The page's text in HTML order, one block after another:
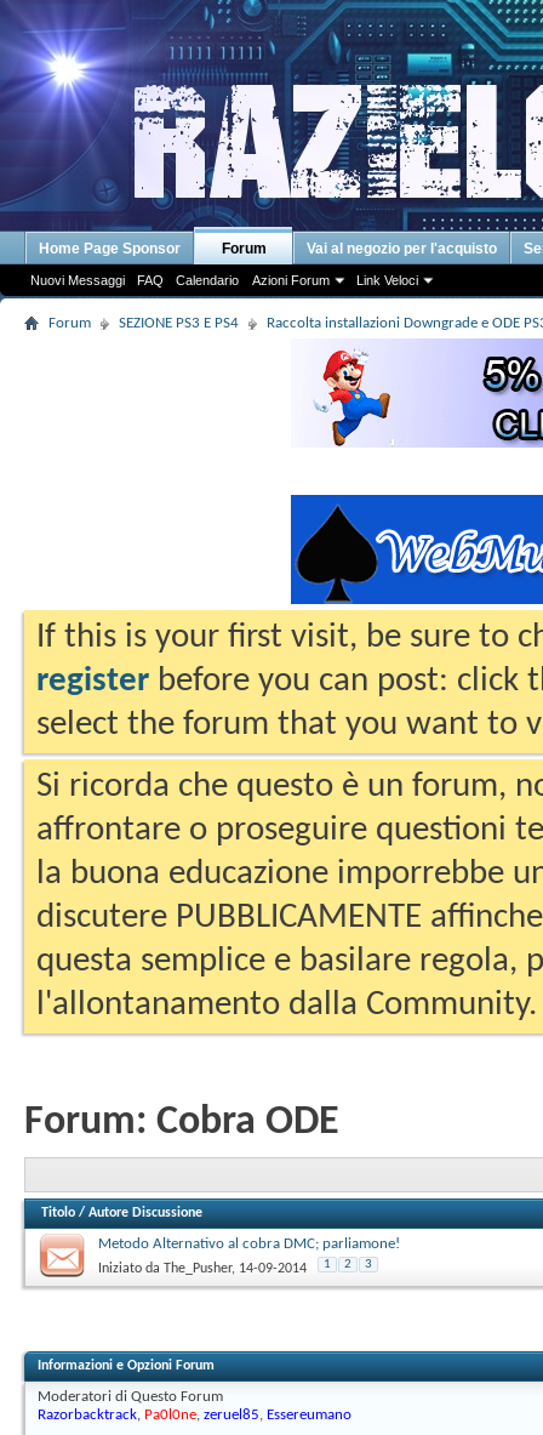
Home Page Sponsor Forum
Nuovi Messaggi FAQ Calendario Azioni Forum Link Veloci
Vai al negozio per l'acquisto
Forum SEZIONE PS3 E PS4 Raccolta installazioni Downgrade e ODE
If this is your first visit, be sure to
register before you can post: click
select the forum that you want to
Si ricorda che questo è un forum,
affrontare o proseguire questioni
la buona educazione imporrebbe
discutere PUBBLICAMENTE
questa semplice e basilare regola,
l'allontanamento dalla Community.
Forum: Cobra ODE
Titolo / Autore Discussione
Metodo Alternativo al cobra DMC; parliamone!
Iniziato da The_Pusher‎, 14-09-2014 1 2 3
Informazioni e Opzioni Forum
Moderatori di Questo Forum
Razorbacktrack, Pa0l0ne, zeruel85, Essereumano